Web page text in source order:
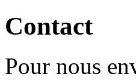
Contact
Pour nous